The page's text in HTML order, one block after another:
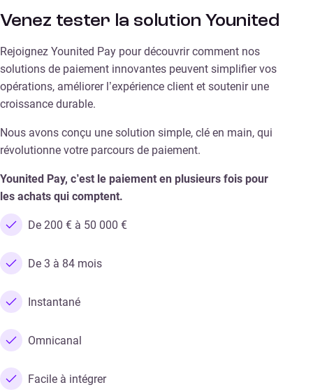
Venez tester la solution Younited
Rejoignez Younited Pay pour découvrir comment nos
solutions de paiement innovantes peuvent simplifier vos
opérations, améliorer l’expérience client et soutenir une
croissance durable.
Nous avons conçu une solution simple, clé en main, qui
révolutionne votre parcours de paiement.
Younited Pay, c’est le paiement en plusieurs fois pour
les achats qui comptent.
De 200 € à 50 000 €
De 3 à 84 mois
Instantané
Omnicanal
Facile à intégrer